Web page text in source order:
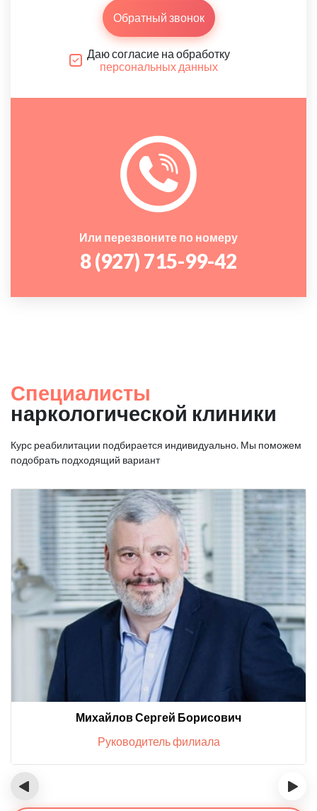
Обратный звонок
Даю согласие на обработку
персональных данных
Или перезвоните по номеру
8 (927) 715-99-42
Специалисты
наркологической клиники
Курс реабилитации подбирается индивидуально. Мы поможем
подобрать подходящий вариант
Михайлов Сергей Борисович
Руководитель филиала
‹ ›